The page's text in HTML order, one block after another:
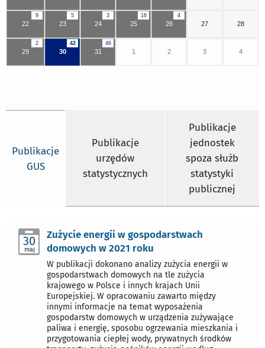
9
22
5
23
3
24
16
25
4
26 27 28
2
29
42
30
46
31 1 2 3 4
Publikacje
GUS
Publikacje
urzędów
statystycznych
Publikacje
jednostek
spoza służb
statystyki
publicznej
30
maj
Zużycie energii w gospodarstwach
domowych w 2021 roku
W publikacji dokonano analizy zużycia energii w
gospodarstwach domowych na tle zużycia
krajowego w Polsce i innych krajach Unii
Europejskiej. W opracowaniu zawarto między
innymi informacje na temat wyposażenia
gospodarstw domowych w urządzenia zużywające
paliwa i energię, sposobu ogrzewania mieszkania i
przygotowania ciepłej wody, prywatnych środków